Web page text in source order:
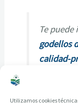
Utilizamos cookies
Te
godellos
calidad-